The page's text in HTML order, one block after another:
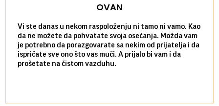
OVAN
Vi ste danas u nekom raspoloženju ni tamo ni vamo. Kao
da ne možete da pohvatate svoja osećanja. Možda vam
je potrebno da porazgovarate sa nekim od prijatelja i da
ispričate sve ono što vas muči. A prijalo bi vam i da
prošetate na čistom vazduhu.